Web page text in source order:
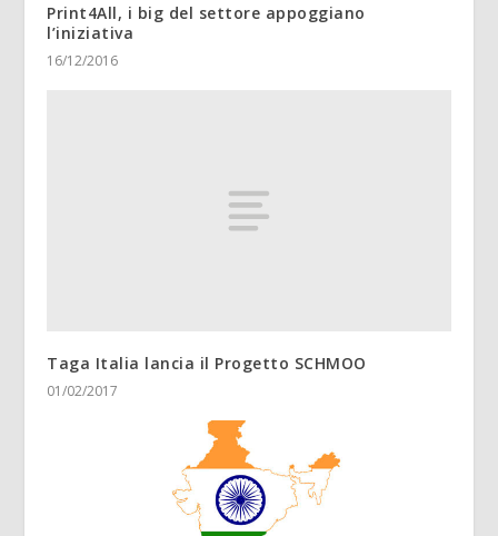
Print4All, i big del settore appoggiano
l’iniziativa
16/12/2016
Taga Italia lancia il Progetto SCHMOO
01/02/2017